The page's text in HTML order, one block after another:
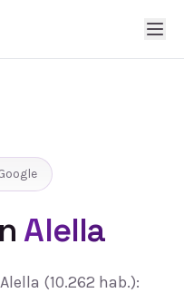
Alella
(10.262 hab.):